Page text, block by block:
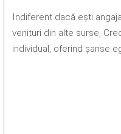
Indiferent dacă ești
venituri din alte surse,
individual, oferind șanse